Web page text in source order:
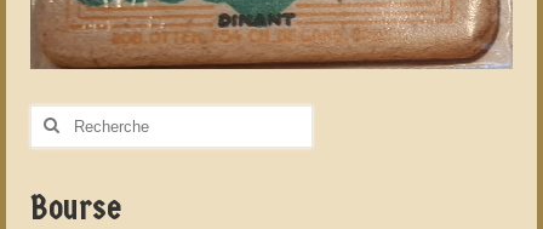
Rechercher
Bourse